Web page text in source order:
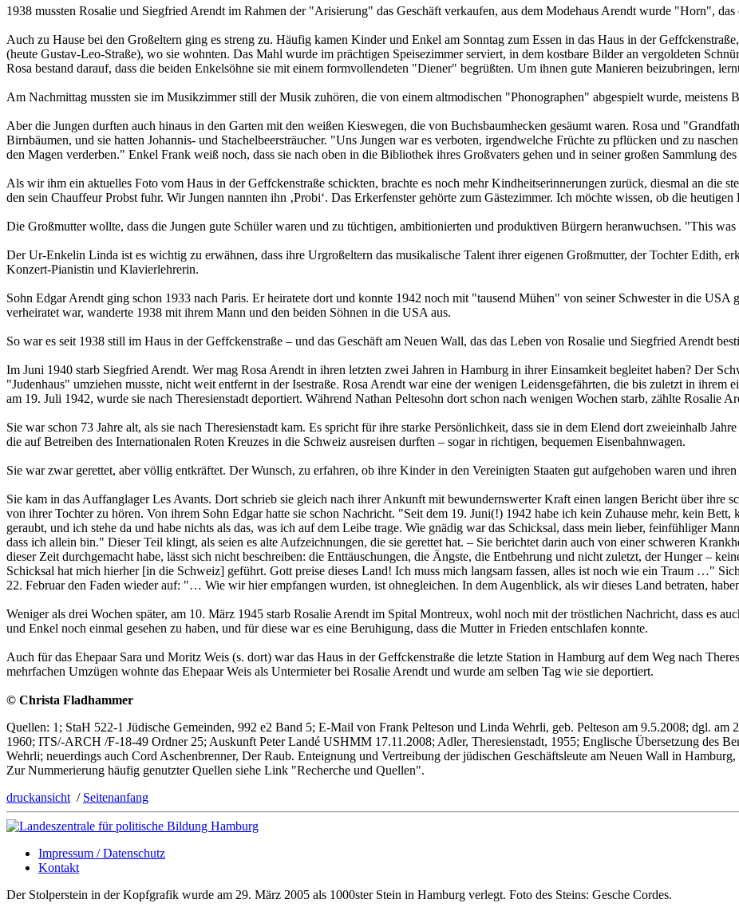
1938 mussten Rosalie und Siegfried Arendt im Rahmen der "Arisierung" das Geschäft verkaufen, aus dem Modehaus Arendt wurde "Horn",
Auch zu Hause bei den Großeltern ging es streng zu. Häufig kamen Kinder und Enkel am Sonntag zum Essen in das Haus in der
(heute Gustav-Leo-Straße), wo sie wohnten. Das Mahl wurde im prächtigen Speisezimmer serviert, in dem kostbare Bilder an vergoldeten
Rosa bestand darauf, dass die beiden Enkelsöhne sie mit einem formvollendeten "Diener" begrüßten. Um ihnen gute Manieren beizubringen,
Am Nachmittag mussten sie im Musikzimmer still der Musik zuhören, die von einem altmodischen "Phonographen" abgespielt wurde, meistens
Aber die Jungen durften auch hinaus in den Garten mit den weißen Kieswegen, die von Buchsbaumhecken gesäumt waren. Rosa und
Birnbäumen, und sie hatten Johannis- und Stachelbeersträucher. "Uns Jungen war es verboten, irgendwelche Früchte zu pflücken und zu
den Magen verderben." Enkel Frank weiß noch, dass sie nach oben in die Bibliothek ihres Großvaters gehen und in seiner großen Sammlung
Als wir ihm ein aktuelles Foto vom Haus in der Geffckenstraße schickten, brachte es noch mehr Kindheitserinnerungen zurück, diesmal an die
den sein Chauffeur Probst fuhr. Wir Jungen nannten ihn ‚Probi‘. Das Erkerfenster gehörte zum Gästezimmer. Ich möchte wissen, ob die
Die Großmutter wollte, dass die Jungen gute Schüler waren und zu tüchtigen, ambitionierten und produktiven Bürgern heranwuchsen. "This
Der Ur-Enkelin Linda ist es wichtig zu erwähnen, dass ihre Urgroßeltern das musikalische Talent ihrer eigenen Großmutter, der Tochter Edith,
Konzert-Pianistin und Klavierlehrerin.
Sohn Edgar Arendt ging schon 1933 nach Paris. Er heiratete dort und konnte 1942 noch mit "tausend Mühen" von seiner Schwester in die USA
verheiratet war, wanderte 1938 mit ihrem Mann und den beiden Söhnen in die USA aus.
So war es seit 1938 still im Haus in der Geffckenstraße – und das Geschäft am Neuen Wall, das das Leben von Rosalie und Siegfried Arendt
Im Juni 1940 starb Siegfried Arendt. Wer mag Rosa Arendt in ihren letzten zwei Jahren in Hamburg in ihrer Einsamkeit begleitet haben? Der
"Judenhaus" umziehen musste, nicht weit entfernt in der Isestraße. Rosa Arendt war eine der wenigen Leidensgefährten, die bis zuletzt in ihrem
am 19. Juli 1942, wurde sie nach Theresienstadt deportiert. Während Nathan Peltesohn dort schon nach wenigen Wochen starb, zählte Rosalie
Sie war schon 73 Jahre alt, als sie nach Theresienstadt kam. Es spricht für ihre starke Persönlichkeit, dass sie in dem Elend dort zweieinhalb
die auf Betreiben des Internationalen Roten Kreuzes in die Schweiz ausreisen durften – sogar in richtigen, bequemen Eisenbahnwagen.
Sie war zwar gerettet, aber völlig entkräftet. Der Wunsch, zu erfahren, ob ihre Kinder in den Vereinigten Staaten gut aufgehoben waren und
Sie kam in das Auffanglager Les Avants. Dort schrieb sie gleich nach ihrer Ankunft mit bewundernswerter Kraft einen langen Bericht über ihre
von ihrer Tochter zu hören. Von ihrem Sohn Edgar hatte sie schon Nachricht. "Seit dem 19. Juni(!) 1942 habe ich kein Zuhause mehr, kein
geraubt, und ich stehe da und habe nichts als das, was ich auf dem Leibe trage. Wie gnädig war das Schicksal, dass mein lieber, feinfühliger
dass ich allein bin." Dieser Teil klingt, als seien es alte Aufzeichnungen, die sie gerettet hat. – Sie berichtet darin auch von einer schweren
dieser Zeit durchgemacht habe, lässt sich nicht beschreiben: die Enttäuschungen, die Ängste, die Entbehrung und nicht zuletzt, der Hunger –
Schicksal hat mich hierher [in die Schweiz] geführt. Gott preise dieses Land! Ich muss mich langsam fassen, alles ist noch wie ein Traum …"
22. Februar den Faden wieder auf: "… Wie wir hier empfangen wurden, ist ohnegleichen. In dem Augenblick, als wir dieses Land betraten,
Weniger als drei Wochen später, am 10. März 1945 starb Rosalie Arendt im Spital Montreux, wohl noch mit der tröstlichen Nachricht, dass es
und Enkel noch einmal gesehen zu haben, und für diese war es eine Beruhigung, dass die Mutter in Frieden entschlafen konnte.
Auch für das Ehepaar Sara und Moritz Weis (s. dort) war das Haus in der Geffckenstraße die letzte Station in Hamburg auf dem Weg nach
mehrfachen Umzügen wohnte das Ehepaar Weis als Untermieter bei Rosalie Arendt und wurde am selben Tag wie sie deportiert.
© Christa Fladhammer
Quellen: 1; StaH 522-1 Jüdische Gemeinden, 992 e2 Band 5; E-Mail von Frank Pelteson und Linda Wehrli, geb. Pelteson am 9.5.2008; dgl.
1960; ITS/-ARCH /F-18-49 Ordner 25; Auskunft Peter Landé USHMM 17.11.2008; Adler, Theresienstadt, 1955; Englische Übersetzung des
Wehrli; neuerdings auch Cord Aschenbrenner, Der Raub. Enteignung und Vertreibung der jüdischen Geschäftsleute am Neuen Wall in
Zur Nummerierung häufig genutzter Quellen siehe Link "Recherche und Quellen".
druckansicht / Seitenanfang
Impressum / Datenschutz
Kontakt
Der Stolperstein in der Kopfgrafik wurde am 29. März 2005 als 1000ster Stein in Hamburg verlegt. Foto des Steins: Gesche Cordes.